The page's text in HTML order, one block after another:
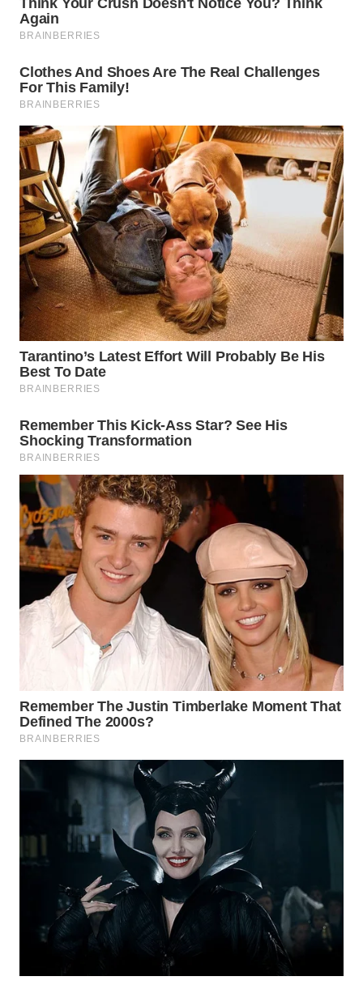
LANGKAT
TAPANULI
SELATAN
WN
TANJUNG
LESUNG
WN
KARO
WN
SIMALUNGUN
WN
LABUHANBATU
WN
TENGAH
WN DELI
SERDANG
WN
TEBING
TINGGI
WN
PAKPAK
WN
BEKASI
WN
DEPOK
WN
TAPANULI
UTARA
WN